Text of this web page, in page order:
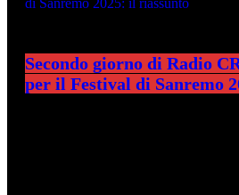
Secondo giorno di Radio
per il Festival di Sanremo